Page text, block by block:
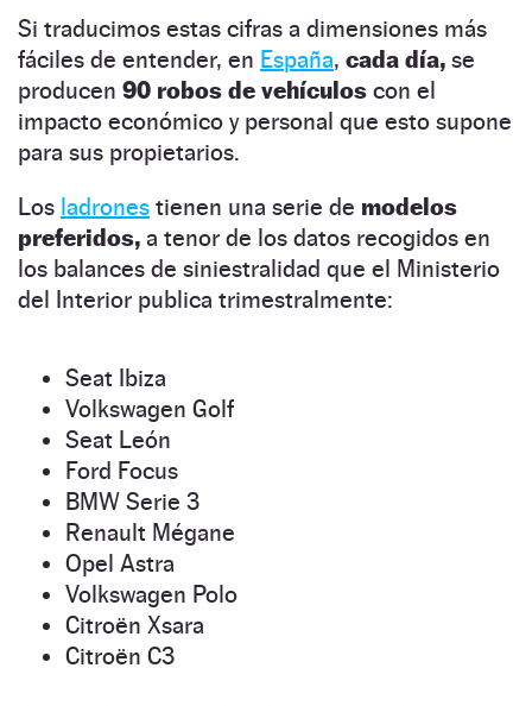
Si traducimos estas cifras a dimensiones más
fáciles de entender, en España, cada día, se
producen 90 robos de vehículos con el
impacto económico y personal que esto supone
para sus propietarios.
Los ladrones tienen una serie de modelos
preferidos, a tenor de los datos recogidos en
los balances de siniestralidad que el Ministerio
del Interior publica trimestralmente:
Seat Ibiza
Volkswagen Golf
Seat León
Ford Focus
BMW Serie 3
Renault Mégane
Opel Astra
Volkswagen Polo
Citroën Xsara
Citroën C3